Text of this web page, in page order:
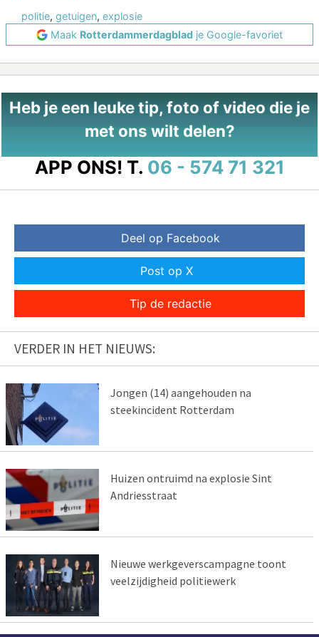
politie, getuigen, explosie
Maak Rotterdammerdagblad je Google-favoriet
Heb je een leuke tip, foto of video die je
met ons wilt delen?
APP ONS! T. 06 - 574 71 321
Deel op Facebook
Post op X
Tip de redactie
VERDER IN HET NIEUWS:
Jongen (14) aangehouden na
steekincident Rotterdam
Huizen ontruimd na explosie Sint
Andriesstraat
Nieuwe werkgeverscampagne toont
veelzijdigheid politiewerk